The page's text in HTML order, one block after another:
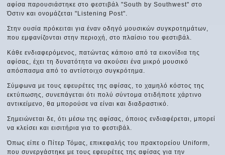
αφίσα παρουσιάστηκε στο φεστιβάλ "South by Southwest" στο
Όστιν και ονομάζεται "Listening Post".
Στην ουσία πρόκειται για έναν οδηγό μουσικών συγκροτημάτων,
που εμφανίζονται στην περιοχή, στο πλαίσιο του φεστιβάλ.
Κάθε ενδιαφερόμενος, πατώντας κάποιο από τα εικονίδια της
αφίσας, έχει τη δυνατότητα να ακούσει ένα μικρό μουσικό
απόσπασμα από το αντίστοιχο συγκρότημα.
Σύμφωνα με τους εφευρέτες της αφίσας, το χαμηλό κόστος της
εκτύπωσης, συνεπάγεται ότι πολύ σύντομα οτιδήποτε χάρτινο
αντικείμενο, θα μπορούσε να είναι και διαδραστικό.
Σημειώνεται δε, ότι μέσω της αφίσας, όποιος ενδιαφέρεται, μπορεί
να κλείσει και εισιτήρια για το φεστιβάλ.
Όπως είπε ο Πίτερ Τόμας, επικεφαλής του πρακτορείου Uniform,
που συνεργάστηκε με τους εφευρέτες της αφίσας για την